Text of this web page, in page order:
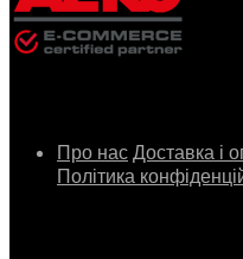
Про нас Доставка і
Політика